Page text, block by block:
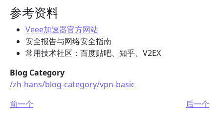
参考资料
Veee加速器官方网站
安全报告与网络安全指南
常用技术社区：百度贴吧、知乎、V2EX
Blog Category
/zh-hans/blog-category/vpn-basic
前一个
后一个